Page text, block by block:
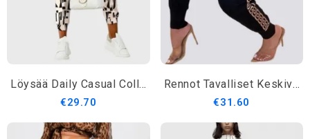
Löysää Daily Casual Collegehousuja
€29.70
Rennot Tavalliset Keskivyötärölle Sopivat Lenkkeilyhousut
€31.60